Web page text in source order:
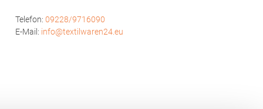
Telefon: 09228/9716090
E-Mail: info@textilwaren24.eu